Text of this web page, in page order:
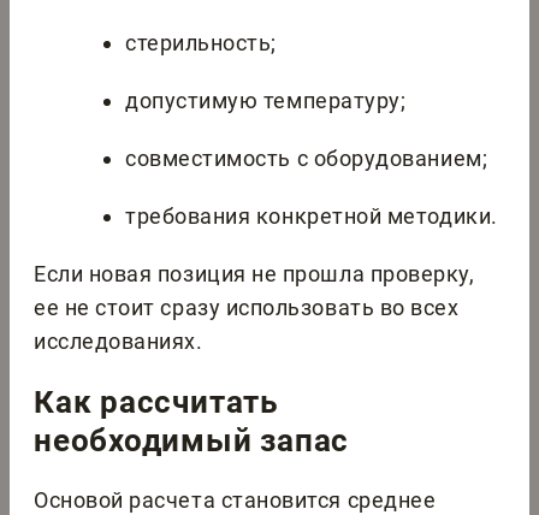
стерильность;
допустимую температуру;
совместимость с оборудованием;
требования конкретной методики.
Если новая позиция не прошла проверку,
ее не стоит сразу использовать во всех
исследованиях.
Как рассчитать
необходимый запас
Основой расчета становится среднее